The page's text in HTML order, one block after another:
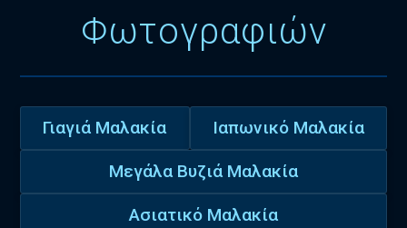
Φωτογραφιών
Γιαγιά Μαλακία Ιαπωνικό Μαλακία
Μεγάλα Βυζιά Μαλακία
Ασιατικό Μαλακία